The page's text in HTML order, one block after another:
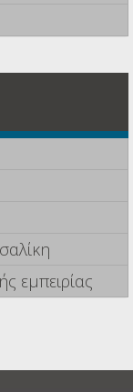
εμπειρίας